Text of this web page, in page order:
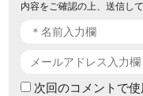
内容をご確認の上、送信して
次回のコメントで